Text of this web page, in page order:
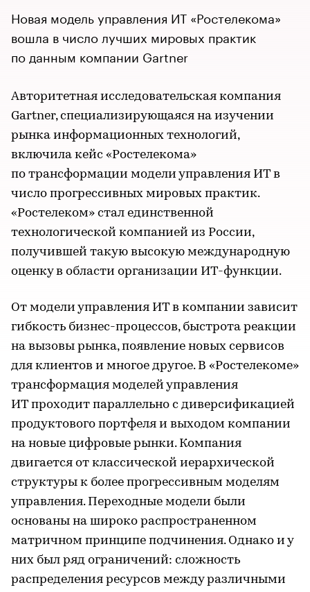
Новая модель управления ИТ «Ростелекома»
вошла в число лучших мировых практик
по данным компании Gartner
Авторитетная исследовательская компания
Gartner, специализирующаяся на изучении
рынка информационных технологий,
включила кейс «Ростелекома»
по трансформации модели управления ИТ в
число прогрессивных мировых практик.
«Ростелеком» стал единственной
технологической компанией из России,
получившей такую высокую международную
оценку в области организации ИТ-функции.
От модели управления ИТ в компании зависит
гибкость бизнес-процессов, быстрота реакции
на вызовы рынка, появление новых сервисов
для клиентов и многое другое. В «Ростелекоме»
трансформация моделей управления
ИТ проходит параллельно с диверсификацией
продуктового портфеля и выходом компании
на новые цифровые рынки. Компания
двигается от классической иерархической
структуры к более прогрессивным моделям
управления. Переходные модели были
основаны на широко распространенном
матричном принципе подчинения. Однако и у
них был ряд ограничений: сложность
распределения ресурсов между различными